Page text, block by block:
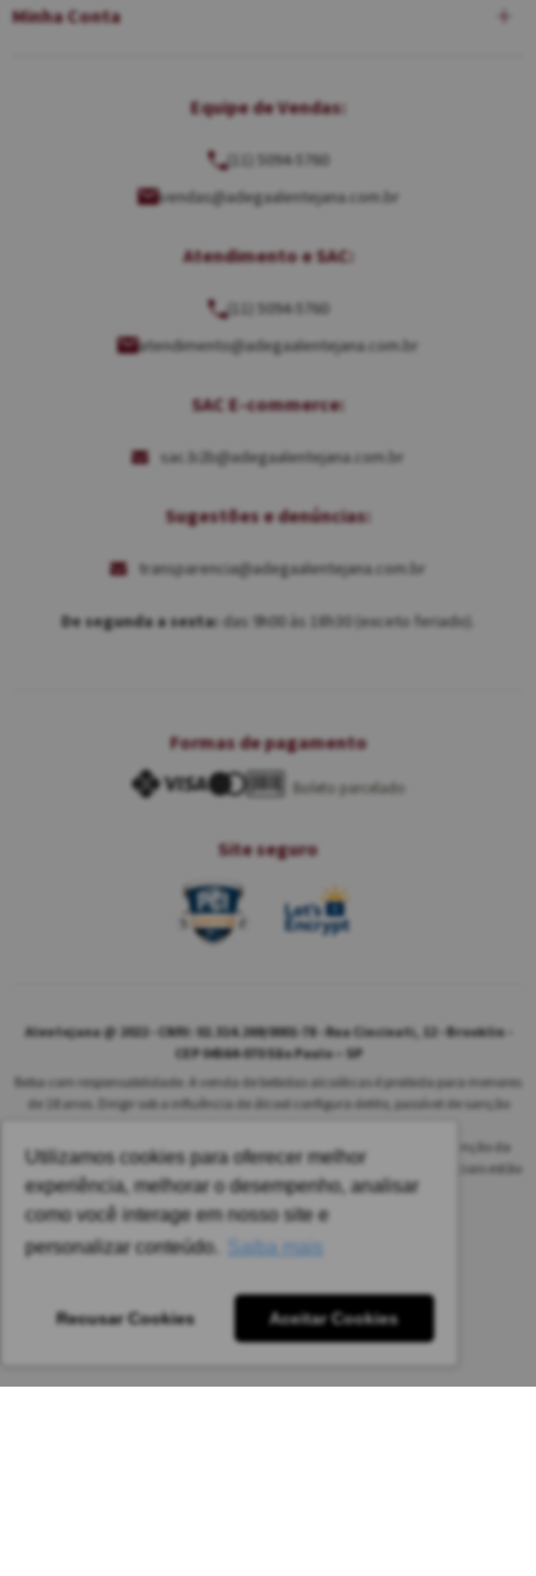
Utilizamos cookies para oferecer melhor
experiência, melhorar o desempenho, analisar
como você interage em nosso site e
personalizar conteúdo.
Saiba mais
Recusar Cookies Aceitar Cookies
Minha Conta
Equipe de Vendas:
(11) 5094-5760
vendas@adegaalentejana.com.br
Atendimento e SAC:
(11) 5094-5760
atendimento@adegaalentejana.com.br
SAC E-commerce:
sac.b2b@adegaalentejana.com.br
Sugestões e denúncias:
transparencia@adegaalentejana.com.br
De segunda a sexta: das 9h00 às 18h30 (exceto feriado).
Formas de pagamento
Boleto parcelado
Site seguro
Alentejana @ 2022 - CNPJ: 02.314.269/0001-78 - Rua Cincinati, 12 - Brooklin -
CEP 04564-070 São Paulo – SP
Beba com responsabilidade. A venda de bebidas alcoólicas é proibida para menores
de 18 anos. Dirigir sob a influência de álcool configura delito, passível de sanção
As safras dos vinhos poderão ser diferentes das informadas no site em função da
disponibilidade do nosso estoque. Alteração de preços e condições comerciais estão
sujeitas a alteração sem aviso prévio.
Pedido mínimo: R$ 1.650,00 para todas as regiões.
Imagens meramente ilustrativas.